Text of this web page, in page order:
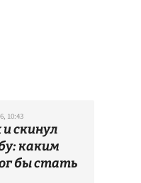
10:43
и скинул
каким
бы стать